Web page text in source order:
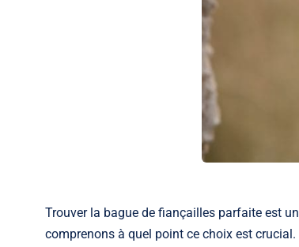
Trouver la bague de fiançaillesparfaite est
comprenons à quel point ce choix est